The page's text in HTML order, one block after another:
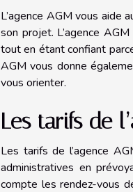
L’agence AGM vous
son projet. L’agence
tout en étant confiant
AGM vous donne
vous orienter.
Les tarifs de
Les tarifs de l’agence
administratives en
compte les rendez-vous